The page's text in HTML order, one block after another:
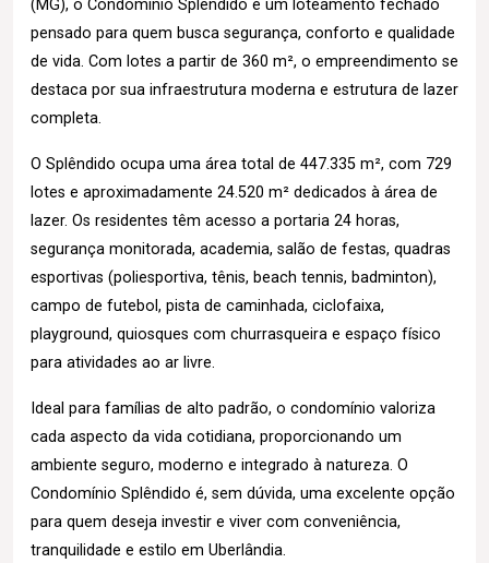
(MG), o Condomínio Splêndido é um loteamento fechado
pensado para quem busca segurança, conforto e qualidade
de vida. Com lotes a partir de 360 m², o empreendimento se
destaca por sua infraestrutura moderna e estrutura de lazer
completa.
O Splêndido ocupa uma área total de 447.335 m², com 729
lotes e aproximadamente 24.520 m² dedicados à área de
lazer. Os residentes têm acesso a portaria 24 horas,
segurança monitorada, academia, salão de festas, quadras
esportivas (poliesportiva, tênis, beach tennis, badminton),
campo de futebol, pista de caminhada, ciclofaixa,
playground, quiosques com churrasqueira e espaço físico
para atividades ao ar livre.
Ideal para famílias de alto padrão, o condomínio valoriza
cada aspecto da vida cotidiana, proporcionando um
ambiente seguro, moderno e integrado à natureza. O
Condomínio Splêndido é, sem dúvida, uma excelente opção
para quem deseja investir e viver com conveniência,
tranquilidade e estilo em Uberlândia.